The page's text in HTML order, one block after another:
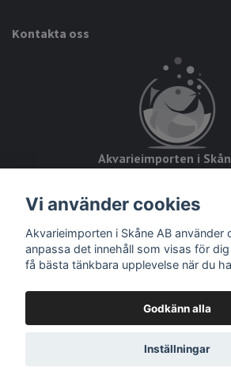
Kontakta oss
Akvarieimporten i
28234 Tyringe
Org.nr: 559093-8832
© 2026 Akvarieimporten
Vi använder cookies
Akvarieimporten i Skåne AB
anpassa det innehåll som visas för
få bästa tänkbara upplevelse när du
Godkänn alla
Inställningar